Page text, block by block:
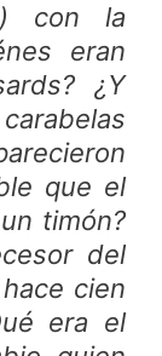
con la
eran
¿Y
que el
timón?
del
cien
era el